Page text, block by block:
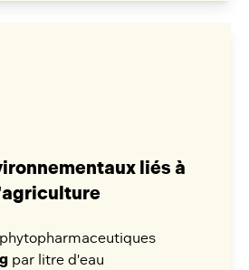
liés à
par litre d'eau